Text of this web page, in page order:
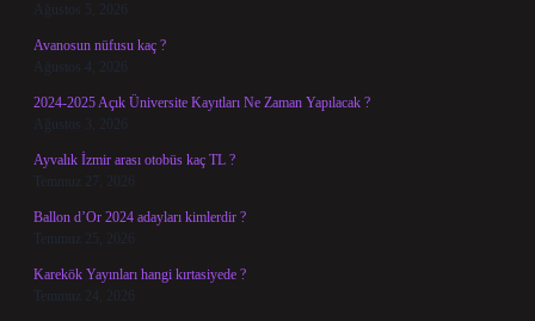
Ağustos 5, 2026
Avanosun nüfusu kaç ?
Ağustos 4, 2026
2024-2025 Açık Üniversite Kayıtları Ne Zaman Yapılacak ?
Ağustos 3, 2026
Ayvalık İzmir arası otobüs kaç TL ?
Temmuz 27, 2026
Ballon d’Or 2024 adayları kimlerdir ?
Temmuz 25, 2026
Karekök Yayınları hangi kırtasiyede ?
Temmuz 24, 2026